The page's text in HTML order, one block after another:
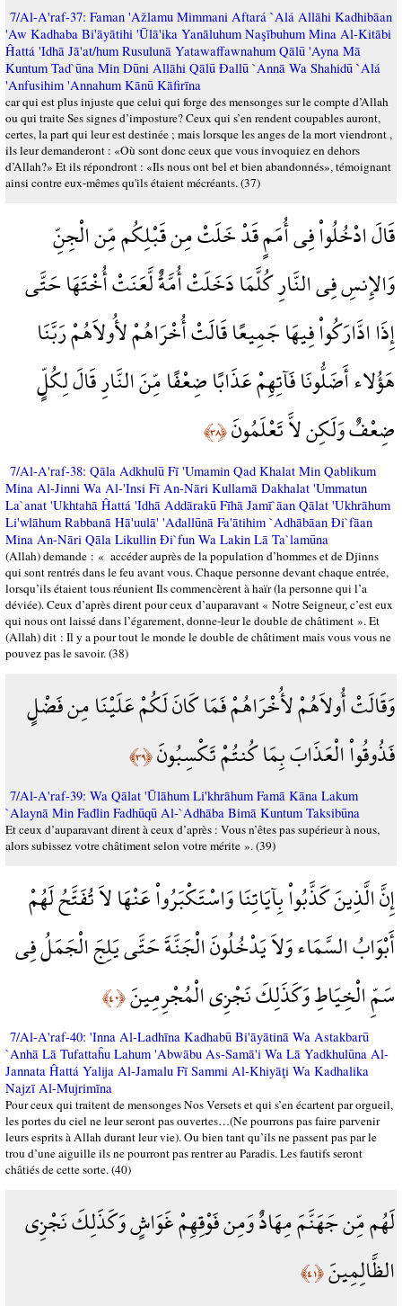
7/Al-A'raf-37: Faman 'Ažlamu Mimmani Aftará `Alá Allāhi Kadhibāan
'Aw Kadhaba Bi'āyātihi 'Ūlā'ika Yanāluhum Naşībuhum Mina Al-Kitābi
Ĥattá 'Idhā Jā'at/hum Rusulunā Yatawaffawnahum Qālū 'Ayna Mā
Kuntum Tad`ūna Min Dūni Allāhi Qālū Đallū `Annā Wa Shahidū `Alá
'Anfusihim 'Annahum Kānū Kāfirīna
car qui est plus injuste que celui qui forge des mensonges sur le compte d’Allah
ou qui traite Ses signes d’imposture? Ceux qui s’en rendent coupables auront,
certes, la part qui leur est destinée ; mais lorsque les anges de la mort viendront ,
ils leur demanderont : «Où sont donc ceux que vous invoquiez en dehors
d’Allah?» Et ils répondront : «Ils nous ont bel et bien abandonnés», témoignant
ainsi contre eux-mêmes qu'ils étaient mécréants. (37)
قَالَ ادْخُلُواْ فِي أُمَمٍ قَدْ خَلَتْ مِن قَبْلِكُم مِّن الْجِنِّ
وَالإِنسِ فِي النَّارِ كُلَّمَا دَخَلَتْ أُمَّةٌ لَّعَنَتْ أُخْتَهَا حَتَّى
إِذَا ادَّارَكُواْ فِيهَا جَمِيعًا قَالَتْ أُخْرَاهُمْ لأُولاَهُمْ رَبَّنَا
هَؤُلاء أَضَلُّونَا فَآتِهِمْ عَذَابًا ضِعْفًا مِّنَ النَّارِ قَالَ لِكُلٍّ
ضِعْفٌ وَلَكِن لاَّ تَعْلَمُونَ﴿٣٨﴾
7/Al-A'raf-38: Qāla Adkhulū Fī 'Umamin Qad Khalat Min Qablikum
Mina Al-Jinni Wa Al-'Insi Fī An-Nāri Kullamā Dakhalat 'Ummatun
La`anat 'Ukhtahā Ĥattá 'Idhā Addārakū Fīhā Jamī`āan Qālat 'Ukhrāhum
Li'wlāhum Rabbanā Hā'uulā' 'Ađallūnā Fa'ātihim `Adhābāan Đi`fāan
Mina An-Nāri Qāla Likullin Đi`fun Wa Lakin Lā Ta`lamūna
(Allah) demande : « accéder auprès de la population d’hommes et de Djinns
qui sont rentrés dans le feu avant vous. Chaque personne devant chaque entrée,
lorsqu’ils étaient tous réunient Ils commencèrent à haïr (la personne qui l’a
déviée). Ceux d’après dirent pour ceux d’auparavant « Notre Seigneur, c’est eux
qui nous ont laissé dans l’égarement, donne-leur le double de châtiment ». Et
(Allah) dit : Il y a pour tout le monde le double de châtiment mais vous vous ne
pouvez pas le savoir. (38)
وَقَالَتْ أُولاَهُمْ لأُخْرَاهُمْ فَمَا كَانَ لَكُمْ عَلَيْنَا مِن فَضْلٍ
فَذُوقُواْ الْعَذَابَ بِمَا كُنتُمْ تَكْسِبُونَ﴿٣٩﴾
7/Al-A'raf-39: Wa Qālat 'Ūlāhum Li'khrāhum Famā Kāna Lakum
`Alaynā Min Fađlin Fadhūqū Al-`Adhāba Bimā Kuntum Taksibūna
Et ceux d’auparavant dirent à ceux d’après : Vous n’êtes pas supérieur à nous,
alors subissez votre châtiment selon votre mérite ». (39)
إِنَّ الَّذِينَ كَذَّبُواْ بِآيَاتِنَا وَاسْتَكْبَرُواْ عَنْهَا لاَ تُفَتَّحُ لَهُمْ
أَبْوَابُ السَّمَاء وَلاَ يَدْخُلُونَ الْجَنَّةَ حَتَّى يَلِجَ الْجَمَلُ فِي
سَمِّ الْخِيَاطِ وَكَذَلِكَ نَجْزِي الْمُجْرِمِينَ﴿٤٠﴾
7/Al-A'raf-40: 'Inna Al-Ladhīna Kadhabū Bi'āyātinā Wa Astakbarū
`Anhā Lā Tufattaĥu Lahum 'Abwābu As-Samā'i Wa Lā Yadkhulūna Al-
Jannata Ĥattá Yalija Al-Jamalu Fī Sammi Al-Khiyāţi Wa Kadhalika
Najzī Al-Mujrimīna
Pour ceux qui traitent de mensonges Nos Versets et qui s’en écartent par orgueil,
les portes du ciel ne leur seront pas ouvertes…(Ne pourrons pas faire parvenir
leurs esprits à Allah durant leur vie). Ou bien tant qu’ils ne passent pas par le
trou d’une aiguille ils ne pourront pas rentrer au Paradis. Les fautifs seront
châtiés de cette sorte. (40)
لَهُم مِّن جَهَنَّمَ مِهَادٌ وَمِن فَوْقِهِمْ غَوَاشٍ وَكَذَلِكَ نَجْزِي
الظَّالِمِينَ﴿٤١﴾